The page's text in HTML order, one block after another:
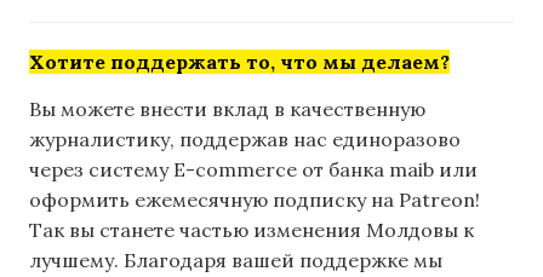
Хотите поддержать то, что мы делаем?
Вы можете внести вклад в качественную
журналистику, поддержав нас единоразово
через систему E-commerce от банка maib или
оформить ежемесячную подписку на Patreon!
Так вы станете частью изменения Молдовы к
лучшему. Благодаря вашей поддержке мы